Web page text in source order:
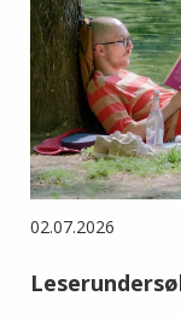
02.07.2026